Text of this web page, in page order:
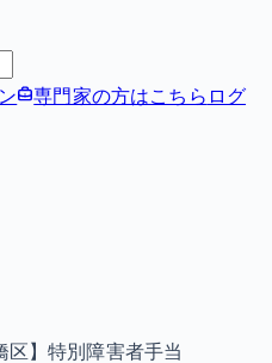
専門家の方はこちら ログ
区】特別障害者手当